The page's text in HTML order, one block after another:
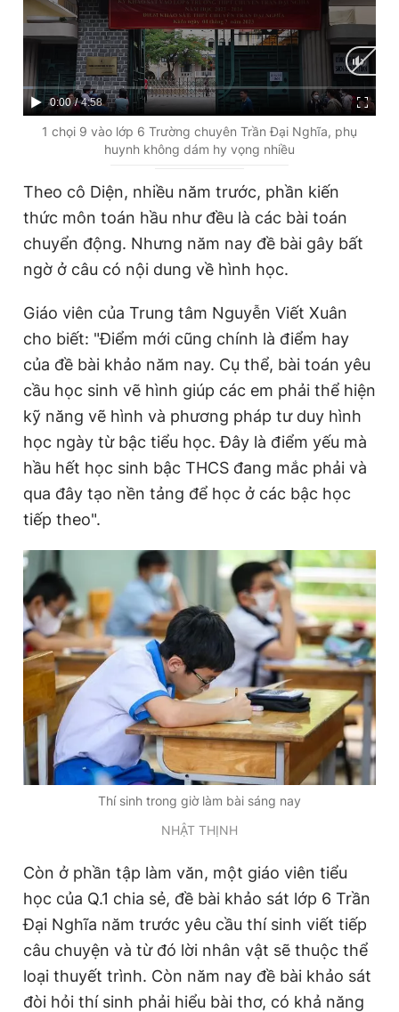
C
u
i
m
e
0:00 / D
u
t
o
4:58
1 chọi 9 vào lớp 6 Trường chuyên Trần Đại Nghĩa, phụ
huynh không dám hy vọng nhiều
Theo cô Diện, nhiều năm trước, phần kiến
thức môn toán hầu như đều là các bài toán
chuyển động. Nhưng năm nay đề bài gây bất
ngờ ở câu có nội dung về hình học.
Giáo viên của Trung tâm Nguyễn Viết Xuân
cho biết: "Điểm mới cũng chính là điểm hay
của đề bài khảo năm nay. Cụ thể, bài toán yêu
cầu học sinh vẽ hình giúp các em phải thể hiện
kỹ năng vẽ hình và phương pháp tư duy hình
học ngày từ bậc tiểu học. Đây là điểm yếu mà
hầu hết học sinh bậc THCS đang mắc phải và
qua đây tạo nền tảng để học ở các bậc học
tiếp theo".
Thí sinh trong giờ làm bài sáng nay
NHẬT THỊNH
Còn ở phần tập làm văn, một giáo viên tiểu
học của Q.1 chia sẻ, đề bài khảo sát lớp 6 Trần
Đại Nghĩa năm trước yêu cầu thí sinh viết tiếp
câu chuyện và từ đó lời nhân vật sẽ thuộc thể
loại thuyết trình. Còn năm nay đề bài khảo sát
đòi hỏi thí sinh phải hiểu bài thơ, có khả năng